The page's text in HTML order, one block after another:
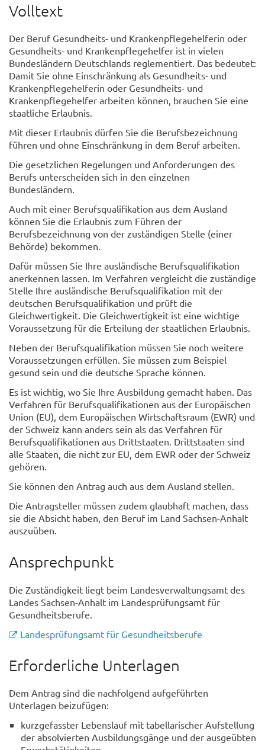
Volltext
Der Beruf Gesundheits- und Krankenpflegehelferin oder
Gesundheits- und Krankenpflegehelfer ist in vielen
Bundesländern Deutschlands reglementiert. Das bedeutet:
Damit Sie ohne Einschränkung als Gesundheits- und
Krankenpflegehelferin oder Gesundheits- und
Krankenpflegehelfer arbeiten können, brauchen Sie eine
staatliche Erlaubnis.
Mit dieser Erlaubnis dürfen Sie die Berufsbezeichnung
führen und ohne Einschränkung in dem Beruf arbeiten.
Die gesetzlichen Regelungen und Anforderungen des
Berufs unterscheiden sich in den einzelnen
Bundesländern.
Auch mit einer Berufsqualifikation aus dem Ausland
können Sie die Erlaubnis zum Führen der
Berufsbezeichnung von der zuständigen Stelle (einer
Behörde) bekommen.
Dafür müssen Sie Ihre ausländische Berufsqualifikation
anerkennen lassen. Im Verfahren vergleicht die zuständige
Stelle Ihre ausländische Berufsqualifikation mit der
deutschen Berufsqualifikation und prüft die
Gleichwertigkeit. Die Gleichwertigkeit ist eine wichtige
Voraussetzung für die Erteilung der staatlichen Erlaubnis.
Neben der Berufsqualifikation müssen Sie noch weitere
Voraussetzungen erfüllen. Sie müssen zum Beispiel
gesund sein und die deutsche Sprache können.
Es ist wichtig, wo Sie Ihre Ausbildung gemacht haben. Das
Verfahren für Berufsqualifikationen aus der Europäischen
Union (EU), dem Europäischen Wirtschaftsraum (EWR) und
der Schweiz kann anders sein als das Verfahren für
Berufsqualifikationen aus Drittstaaten. Drittstaaten sind
alle Staaten, die nicht zur EU, dem EWR oder der Schweiz
gehören.
Sie können den Antrag auch aus dem Ausland stellen.
Die Antragsteller müssen zudem glaubhaft machen, dass
sie die Absicht haben, den Beruf im Land Sachsen-Anhalt
auszuüben.
Ansprechpunkt
Die Zuständigkeit liegt beim Landesverwaltungsamt des
Landes Sachsen-Anhalt im Landesprüfungsamt für
Gesundheitsberufe.
Landesprüfungsamt für Gesundheitsberufe
Erforderliche Unterlagen
Dem Antrag sind die nachfolgend aufgeführten
Unterlagen beizufügen:
kurzgefasster Lebenslauf mit tabellarischer Aufstellung
der absolvierten Ausbildungsgänge und der ausgeübten